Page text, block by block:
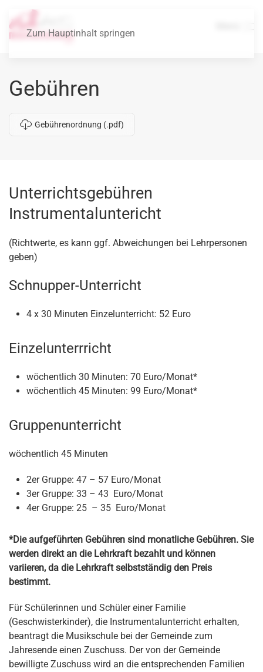
Zum Hauptinhalt springen
Gebühren
Gebührenordnung (.pdf)
Unterrichtsgebühren
Instrumentaluntericht
(Richtwerte, es kann ggf. Abweichungen bei Lehrpersonen
geben)
Schnupper-Unterricht
4 x 30 Minuten Einzelunterricht: 52 Euro
Einzelunterrricht
wöchentlich 30 Minuten: 70 Euro/Monat*
wöchentlich 45 Minuten: 99 Euro/Monat*
Gruppenunterricht
wöchentlich 45 Minuten
2er Gruppe: 47 – 57 Euro/Monat
3er Gruppe: 33 – 43 Euro/Monat
4er Gruppe: 25 – 35 Euro/Monat
*Die aufgeführten Gebühren sind monatliche Gebühren. Sie
werden direkt an die Lehrkraft bezahlt und können
variieren, da die Lehrkraft selbstständig den Preis
bestimmt.
Für Schülerinnen und Schüler einer Familie
(Geschwisterkinder), die Instrumentalunterricht erhalten,
beantragt die Musikschule bei der Gemeinde zum
Jahresende einen Zuschuss. Der von der Gemeinde
bewilligte Zuschuss wird an die entsprechenden Familien